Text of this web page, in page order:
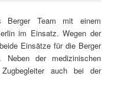
Berger Team mit einem
im Einsatz. Wegen der
Einsätze für die Berger
Neben der medizinischen
auch bei der